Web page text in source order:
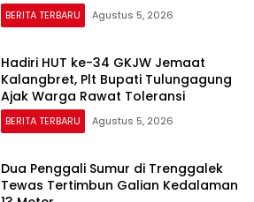
BERITA TERBARU Agustus 5, 2026
Hadiri HUT ke-34 GKJW Jemaat
Kalangbret, Plt Bupati Tulungagung
Ajak Warga Rawat Toleransi
BERITA TERBARU Agustus 5, 2026
Dua Penggali Sumur di Trenggalek
Tewas Tertimbun Galian Kedalaman